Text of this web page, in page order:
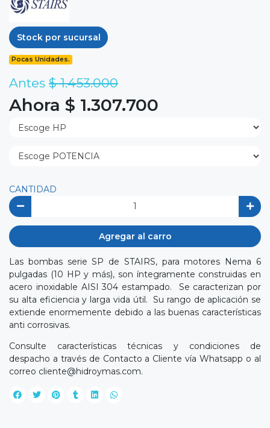
Stock por sucursal
Pocas Unidades.
Antes $ 1.453.000
Ahora $ 1.307.700
CANTIDAD
Agregar al carro
Las bombas serie SP de STAIRS, para motores Nema 6
pulgadas (10 HP y más), son íntegramente construidas en
acero inoxidable AISI 304 estampado. Se caracterizan por
su alta eficiencia y larga vida útil. Su rango de aplicación se
extiende enormemente debido a las buenas características
anti corrosivas.
Consulte características técnicas y condiciones de
despacho a través de Contacto a Cliente vía Whatsapp o al
correo cliente@hidroymas.com.